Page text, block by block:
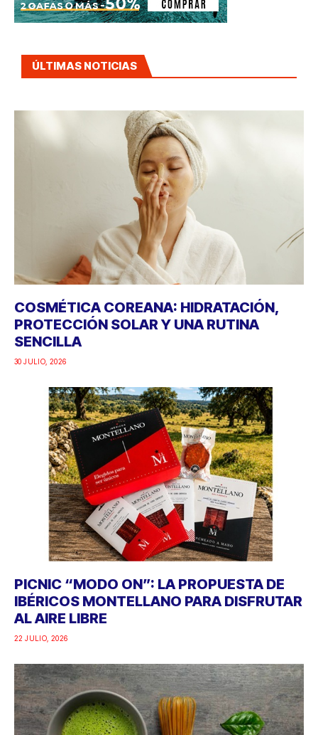
ÚLTIMAS NOTICIAS
COSMÉTICA COREANA: HIDRATACIÓN,
PROTECCIÓN SOLAR Y UNA RUTINA
SENCILLA
30 JULIO, 2026
PICNIC “MODO ON”: LA PROPUESTA DE
IBÉRICOS MONTELLANO PARA DISFRUTAR
AL AIRE LIBRE
22 JULIO, 2026